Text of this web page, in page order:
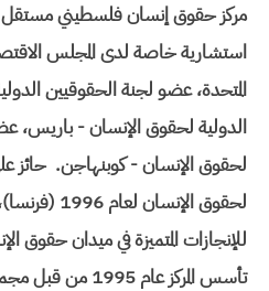
مركز حقوق إنسان فلسطيني مستقل
استشارية خاصة لدى المجلس
المتحدة، عضو لجنة الحقوقيين
الدولية لحقوق الإنسان - باريس،
لحقوق الإنسان - كوبنهاجن. حائز
لحقوق
تأسس المركز عام